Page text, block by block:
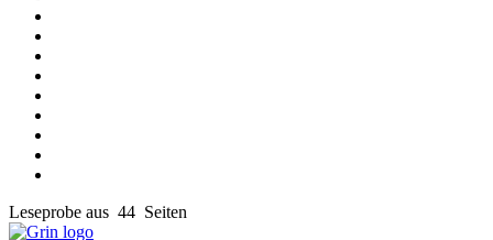
Leseprobe aus 44 Seiten